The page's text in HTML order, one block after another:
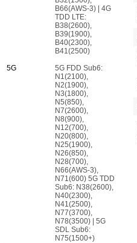
B66(AWS-3) | 4G
TDD LTE:
B38(2600),
B39(1900),
B40(2300),
B41(2500)
5G
5G FDD Sub6:
N1(2100),
N2(1900),
N3(1800),
N5(850),
N7(2600),
N8(900),
N12(700),
N20(800),
N25(1900),
N26(850),
N28(700),
N66(AWS-3),
N71(600) 5G TDD
Sub6: N38(2600),
N40(2300),
N41(2500),
N77(3700),
N78(3500) | 5G
SDL Sub6:
N75(1500+)